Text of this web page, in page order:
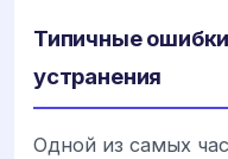
Типичные
устранения
Одной из самых